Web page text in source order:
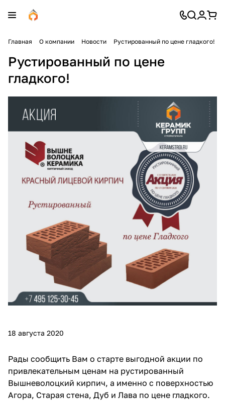
Главная О компании Новости Рустированный по цене гладкого!
Рустированный по цене
гладкого!
18 августа 2020
Рады сообщить Вам о старте выгодной акции по
привлекательным ценам на рустированный
Вышневолоцкий кирпич, а именно с поверхностью
Агора, Старая стена, Дуб и Лава по цене гладкого.